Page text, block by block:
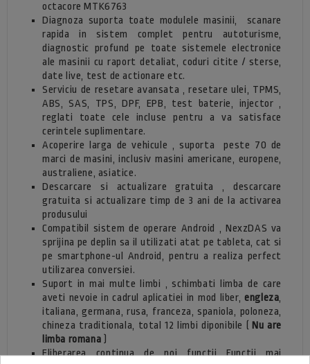
octacore MTK6763
Diagnoza suporta toate modulele masinii, scanare
rapida in sistem complet pentru autoturisme,
diagnostic profund pe toate sistemele electronice
ale masinii cu raport detaliat, coduri citite / sterse,
date live, test de actionare etc.
Serviciu de resetare avansata , resetare ulei, TPMS,
ABS, SAS, TPS, DPF, EPB, test baterie, injector ,
reglati toate cele incluse pentru a va satisface
cerintele suplimentare.
Acoperire larga de vehicule , suporta
peste 70 de
marci de masini, inclusiv masini americane, europene,
australiene, asiatice.
Descarcare si actualizare gratuita , descarcare
gratuita si actualizare timp de 3 ani de la activarea
produsului
Compatibil sistem de operare Android , NexzDAS va
sprijina pe deplin sa il utilizati atat pe tableta, cat si
pe smartphone-ul Android, pentru a realiza perfect
utilizarea conversiei.
Suport in mai multe limbi , schimbati limba de care
aveti nevoie in cadrul aplicatiei in mod liber,engleza,
italiana, germana, rusa, franceza, spaniola, poloneza,
chineza traditionala, total 12 limbi diponibile ( Nu are
limba romana
Eliberarea continua de noi functii Functii mai